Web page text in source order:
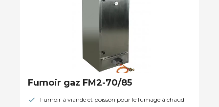
Fumoir gaz FM2-70/85
Fumoir à viande et poisson pour le fumage à chaud